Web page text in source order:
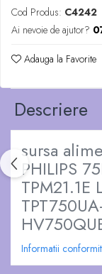
Cod Produs: C4242
Ai nevoie de ajutor?
Adauga la Favorite
Descriere
sursa
PHILIPS
Informatii